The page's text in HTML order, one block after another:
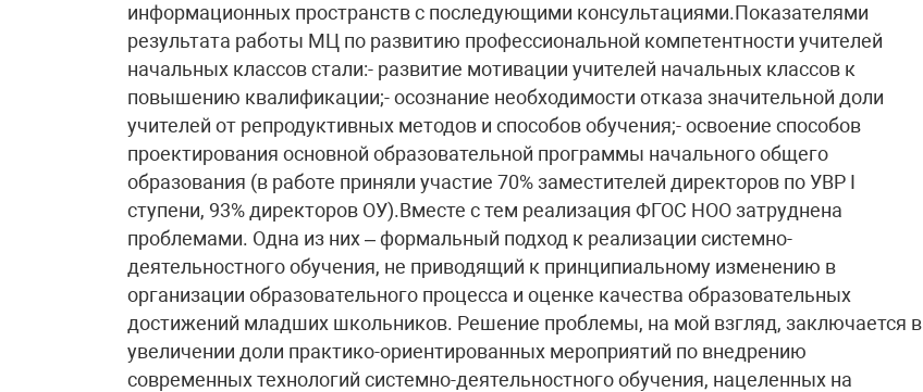
информационных пространств с последующими консультациями.Показателями
результата работы МЦ по развитию профессиональной компетентности учителей
начальных классов стали:- развитие мотивации учителей начальных классов к
повышению квалификации;- осознание необходимости отказа значительной доли
учителей от репродуктивных методов и способов обучения;- освоение способов
проектирования основной образовательной программы начального общего
образования (в работе приняли участие 70% заместителей директоров по УВР I
ступени, 93% директоров ОУ).Вместе с тем реализация ФГОС НОО затруднена
проблемами. Одна из них – формальный подход к реализации системно-
деятельностного обучения, не приводящий к принципиальному изменению в
организации образовательного процесса и оценке качества образовательных
достижений младших школьников. Решение проблемы, на мой взгляд, заключается в
увеличении доли практико-ориентированных мероприятий по внедрению
современных технологий системно-деятельностного обучения, нацеленных на